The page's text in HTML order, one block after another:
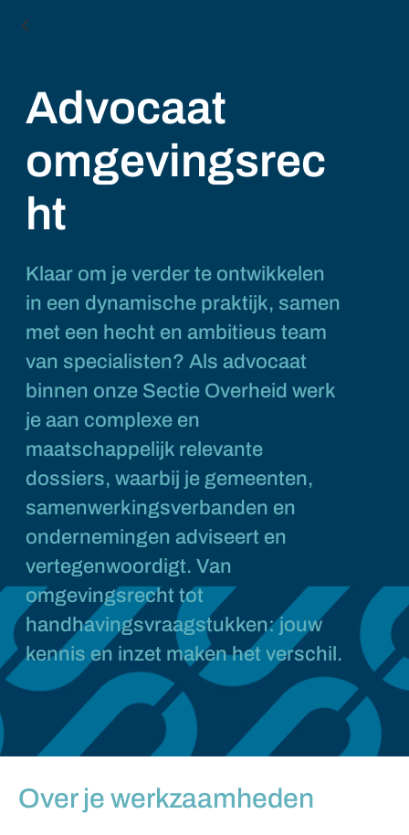
Advocaat
omgevingsrec
ht
Klaar om je verder te ontwikkelen
in een dynamische praktijk, samen
met een hecht en ambitieus team
van specialisten? Als advocaat
binnen onze Sectie Overheid werk
je aan complexe en
maatschappelijk relevante
dossiers, waarbij je gemeenten,
samenwerkingsverbanden en
ondernemingen adviseert en
vertegenwoordigt. Van
omgevingsrecht tot
handhavingsvraagstukken: jouw
kennis en inzet maken het verschil.
Over je werkzaamheden